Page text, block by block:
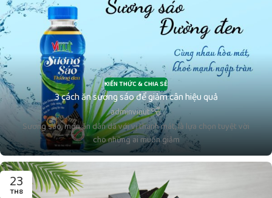
KIẾN THỨC & CHIA SẺ
3 cách ăn sương sáo để giảm cân hiệu quả
adminvinut
Sương sáo, món ăn dân dã với vị thanh mát, là lựa chọn tuyệt vời
cho những ai muốn giảm
23
TH8